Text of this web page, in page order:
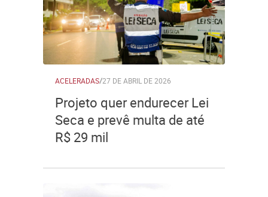
ACELERADAS/27 DE ABRIL DE 2026
Projeto quer endurecer Lei
Seca e prevê multa de até
R$ 29 mil